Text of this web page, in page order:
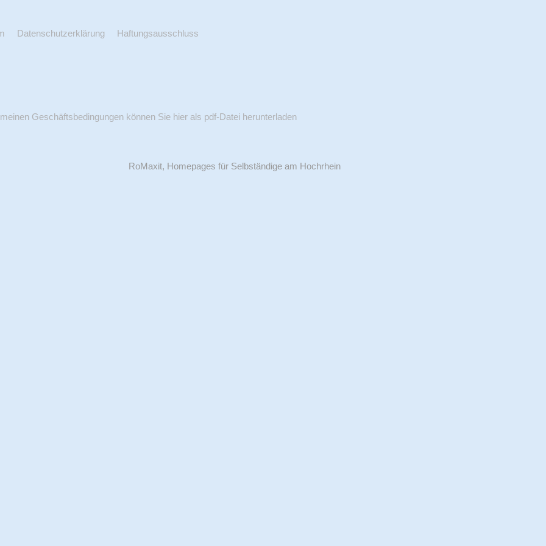
Datenschutzerklärung Haftungsausschluss
Geschäftsbedingungen können Sie hier als pdf-Datei herunterladen
RoMaxit, Homepages für Selbständige am Hochrhein